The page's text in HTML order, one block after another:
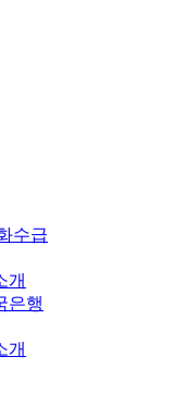
수급
개
은행
개